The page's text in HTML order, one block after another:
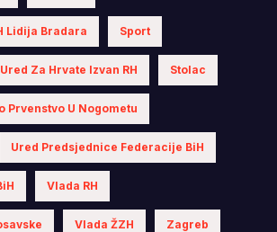
Lidija Bradara Sport
Za Hrvate Izvan RH Stolac
Prvenstvo U Nogometu
Ured Predsjednice Federacije BiH
Vlada RH
Vlada ŽZH Zagreb